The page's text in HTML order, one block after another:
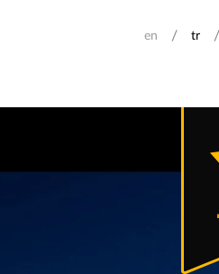
en / tr /